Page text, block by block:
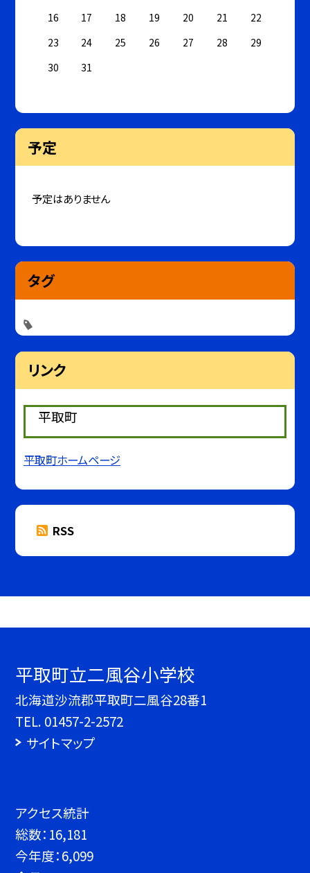
16
17 18 19 20 21
22
23
24 25 26 27 28
29
30
31
予定
予定はありません
タグ
リンク
平取町
平取町ホームページ
RSS
平取町立二風谷小学校
北海道沙流郡平取町二風谷28番1
TEL. 01457-2-2572
サイトマップ
アクセス統計
総数： 16,181
今年度：6,099